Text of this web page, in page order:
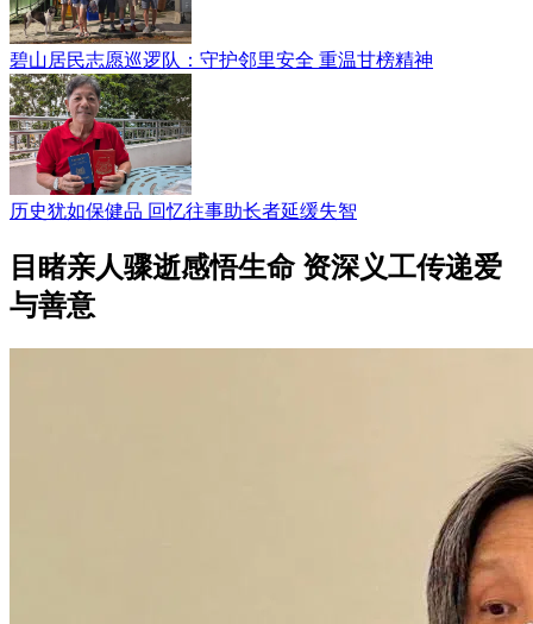
碧山居民志愿巡逻队：守护邻里安全 重温甘榜精神
历史犹如保健品 回忆往事助长者延缓失智
目睹亲人骤逝感悟生命 资深义工传递爱
与善意